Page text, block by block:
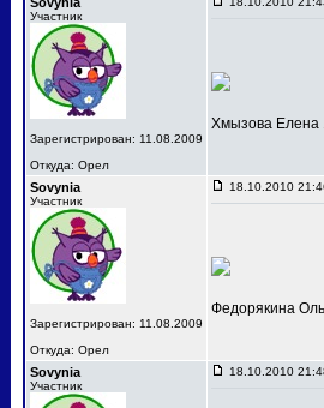
Участник
Зарегистрирован: 11.08.2009
Откуда: Орел
Хмызова Елена
Sovynia
Участник
Зарегистрирован: 11.08.2009
Откуда: Орел
18.10.2010
Федорякина
Sovynia
Участник
18.10.2010